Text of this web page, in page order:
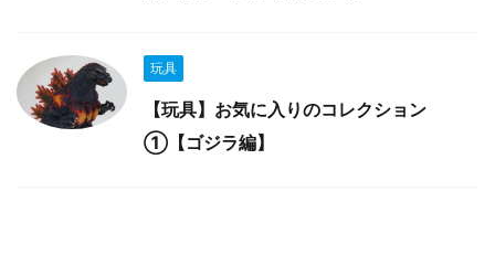
玩具
【玩具】お気に入りのコレクション
①【ゴジラ編】